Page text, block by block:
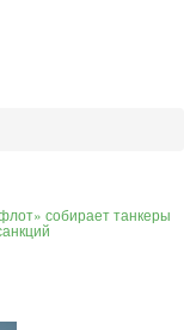
собирает танкеры